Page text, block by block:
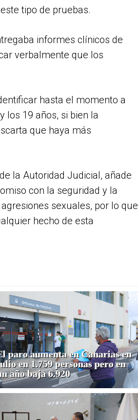
tipo de pruebas.
informes clínicos de
verbalmente que los
hasta el momento a
los 19 años, si bien la
que haya más
la Autoridad Judicial, añade
con la seguridad y la
sexuales, por lo que
hecho de esta
paro aumenta en Canarias en
en 1.759 personas pero en
año baja 6.920